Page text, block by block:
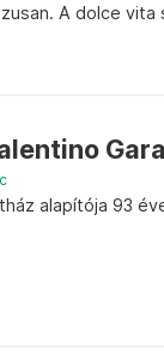
A dolce
alapítója 93